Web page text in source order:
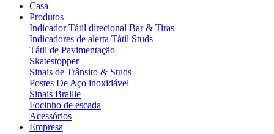
Casa
Produtos
Indicador Tátil direcional Bar & Tiras
Indicadores de alerta Tátil Studs
Tátil de Pavimentação
Skatestopper
Sinais de Trânsito & Studs
Postes De Aço inoxidável
Sinais Braille
Focinho de escada
Acessórios
Empresa